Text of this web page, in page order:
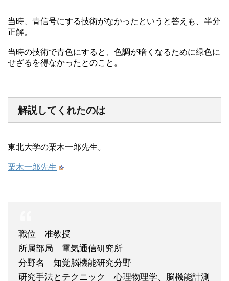
当時、青信号にする技術がなかったというと答えも、半分
正解。
当時の技術で青色にすると、色調が暗くなるために緑色に
せざるを得なかったとのこと。
解説してくれたのは
東北大学の栗木一郎先生。
栗木一郎先生
職位 准教授
所属部局 電気通信研究所
分野名 知覚脳機能研究分野
研究手法とテクニック 心理物理学、脳機能計測